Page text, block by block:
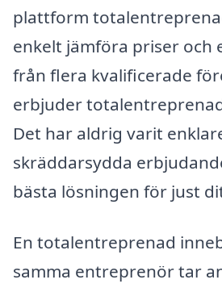
plattform
enkelt jämföra priser och
från flera kvalificerade
erbjuder
Det har aldrig varit
skräddarsydda
bästa lösningen för just
En totalentreprenad
samma entreprenör tar